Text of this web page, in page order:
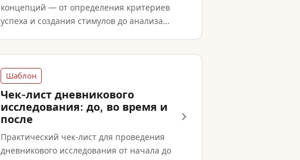
концепций — от определения критериев
успеха и создания стимулов до анализа
Шаблон
Чек-лист дневникового
исследования: до, во время и
после
Практический чек-лист для проведения
дневникового исследования от начала до